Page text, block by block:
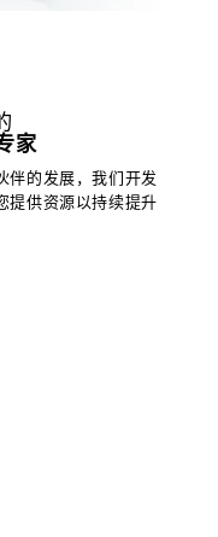
家
的发展，我们开发
提供资源以持续提升